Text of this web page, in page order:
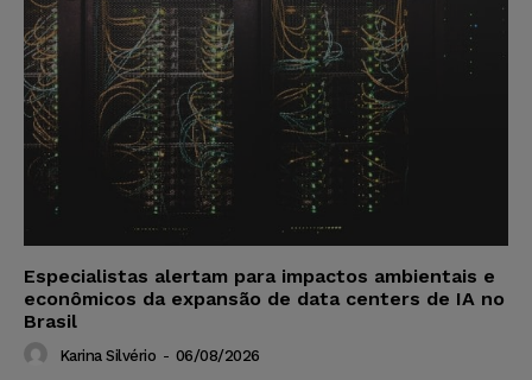
Especialistas alertam para impactos ambientais e
econômicos da expansão de data centers de IA no
Brasil
Karina Silvério - 06/08/2026